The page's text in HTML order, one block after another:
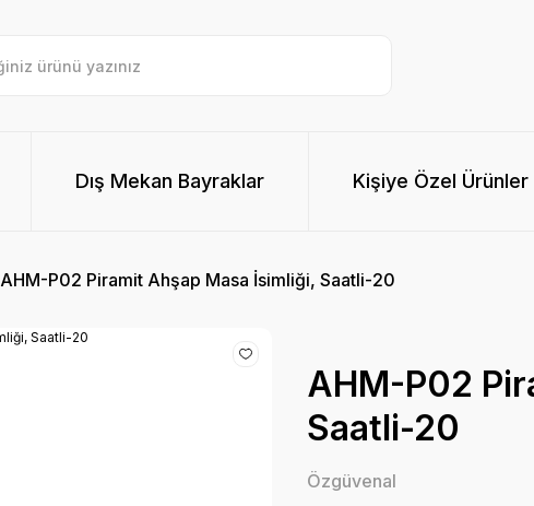
Dış Mekan Bayraklar Kişiye Özel Ürünler
AHM-P02 Piramit Ahşap Masa İsimliği, Saatli-20
AHM-P02
Saatli-20
Özgüvenal